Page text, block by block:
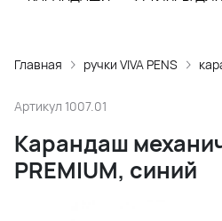
Главная ручки VIVA PENS
Артикул 1007.01
Карандаш
PREMIUM, синий